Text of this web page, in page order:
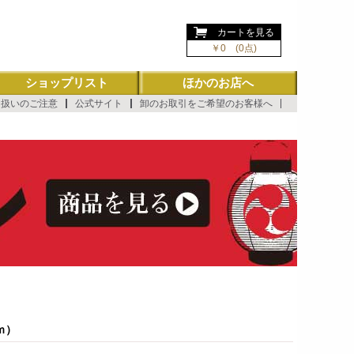
カートを見る
￥0 (0点)
ショップリスト ほかのお店へ
卸のお取引をご希望のお客様へ
公式サイト
いのご注意